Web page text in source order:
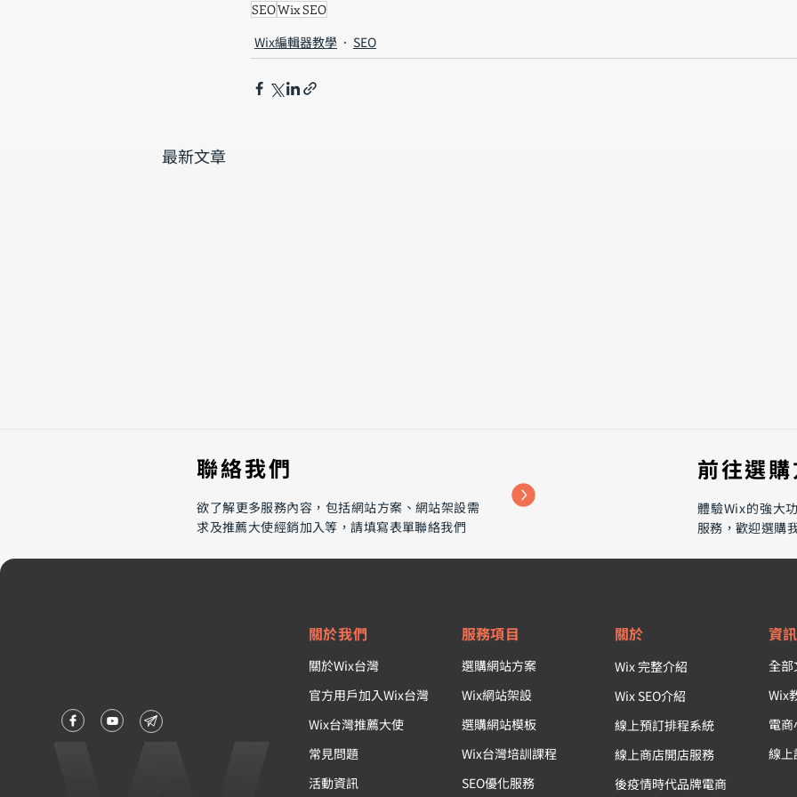
SEOWix SEO
Wix編輯器教學 SEO
最新文章
網路世界發光發熱
Google官方影片幫你解答
續
​聯絡我們
欲了解更多服務內容，包括網站方案、網站架設需
求及推薦大使經銷加入等，請填寫表單聯絡我們
前往選
體驗Wix的強大
服務，歡迎選購
關於我們
關於Wix台灣
官方用戶加入Wix台灣
Wix台灣推薦大使
常見問題
活動資訊
服務項目
選購網站方案
Wix網站架設
選購網站模板
Wix台灣培訓課程
SEO優化服務
關於
Wix 完整介紹
Wix SEO介紹
線上預訂排程系統
線上商店開店服務
後疫情時代品牌電商
資
全部
Wix
電
線上